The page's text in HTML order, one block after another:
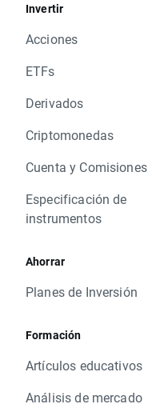
Invertir
Acciones
ETFs
Derivados
Criptomonedas
Cuenta y Comisiones
Especificación de
instrumentos
Ahorrar
Planes de Inversión
Formación
Artículos educativos
Análisis de mercado